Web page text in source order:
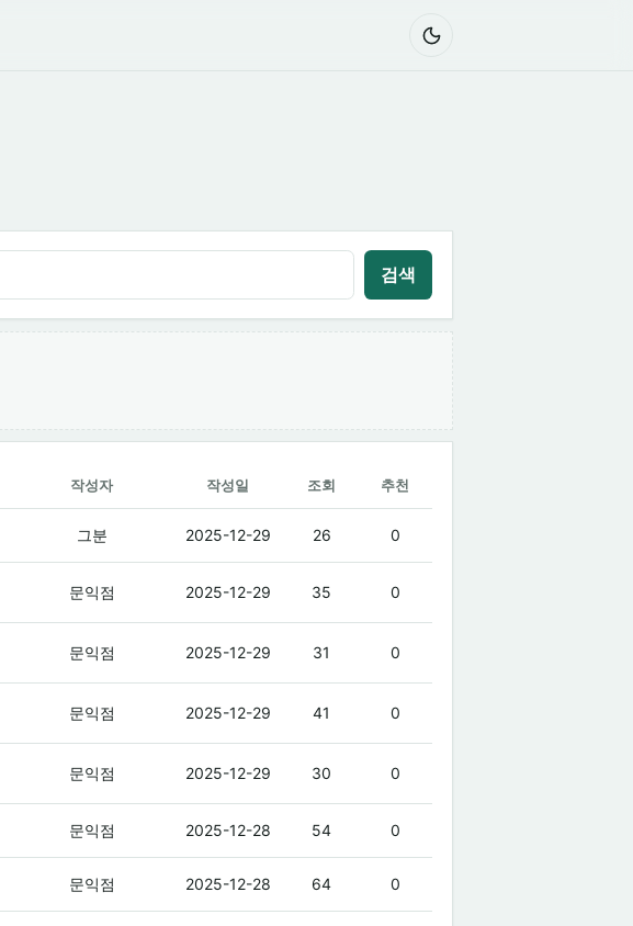
검색
작성자 작성일 조회 추천
그분 2025-12-29 26 0
문익점 2025-12-29 35 0
문익점 2025-12-29 31 0
(23)문익점 2025-12-29 41 0
문익점 2025-12-29 30 0
문익점 2025-12-28 54 0
문익점 2025-12-28 64 0